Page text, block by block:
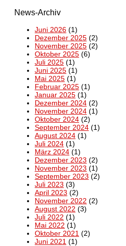
News-Archiv
Juni 2026 (1)
Dezember 2025 (2)
November 2025 (2)
Oktober 2025 (6)
Juli 2025 (1)
Juni 2025 (1)
Mai 2025 (1)
Februar 2025 (1)
Januar 2025 (1)
Dezember 2024 (2)
November 2024 (1)
Oktober 2024 (2)
September 2024 (1)
August 2024 (1)
Juli 2024 (1)
März 2024 (1)
Dezember 2023 (2)
November 2023 (1)
September 2023 (2)
Juli 2023 (3)
April 2023 (2)
November 2022 (2)
August 2022 (3)
Juli 2022 (1)
Mai 2022 (1)
Oktober 2021 (2)
Juni 2021 (1)